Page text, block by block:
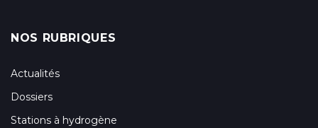
NOS RUBRIQUES
Actualités
Dossiers
Stations à hydrogène